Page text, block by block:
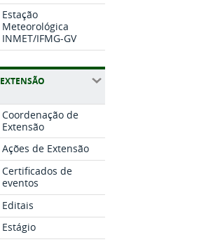
Estação
Meteorológica
INMET/IFMG-GV
EXTENSÃO
Coordenação de
Extensão
Ações de Extensão
Certificados de
eventos
Editais
Estágio